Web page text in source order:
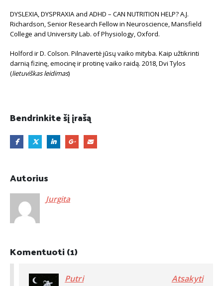
DYSLEXIA, DYSPRAXIA and ADHD – CAN NUTRITION HELP? A.J.
Richardson, Senior Research Fellow in Neuroscience, Mansfield
College and University Lab. of Physiology, Oxford.
Holford ir D. Colson. Pilnavertė jūsų vaiko mityba. Kaip užtikrinti
darnią fizinę, emocinę ir protinę vaiko raidą. 2018, Dvi Tylos
(lietuviškas leidimas)
Bendrinkite šį įrašą
Autorius
Jurgita
Komentuoti (1)
Putri Atsakyti